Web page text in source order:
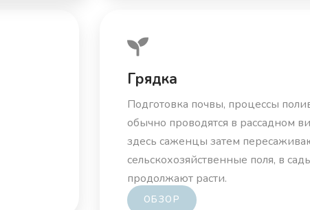
Грядка
Подготовка почвы, процессы
обычно проводятся в рассадном
здесь саженцы затем
сельскохозяйственные поля, в
продолжают расти.
ОБЗОР